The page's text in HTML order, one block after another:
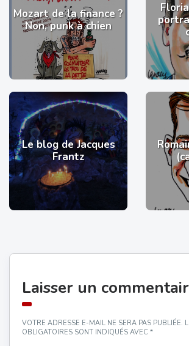
Mozart de la finance ?
Non, punk à chien
Le blog de Jacques
Frantz
Laisser un
VOTRE ADRESSE E-MAIL NE SERA PAS PUBLIÉE.
OBLIGATOIRES SONT INDIQUÉS AVEC *